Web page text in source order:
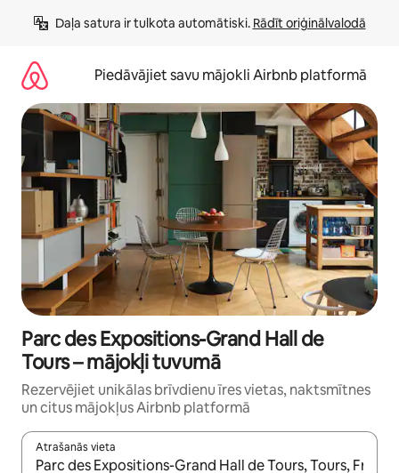
saturu
Daļa satura ir tulkota automātiski. Rādīt oriģinālvalodā
Piedāvājiet savu mājokli Airbnb platformā
Parc des Expositions-Grand Hall de
Tours – mājokļi tuvumā
Rezervējiet unikālas brīvdienu īres vietas, naktsmītnes
un citus mājokļus Airbnb platformā
Atrašanās vieta
Kad rezultāti kļūs pieejami, izmantojiet bultiņu uz augšu un